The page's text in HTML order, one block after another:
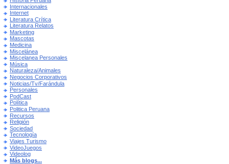
Internacionales
Internet
Literatura Crítica
Literatura Relatos
Marketing
Mascotas
Medicina
Miscelánea
Miscelanea Personales
Música
Naturaleza/Animales
Negocios Corporativos
Noticias/Tv/Farándula
Personales
PodCast
Política
Politica Peruana
Recursos
Religión
Sociedad
Tecnología
Viajes Turismo
VideoJuegos
Videolog
Más blogs...